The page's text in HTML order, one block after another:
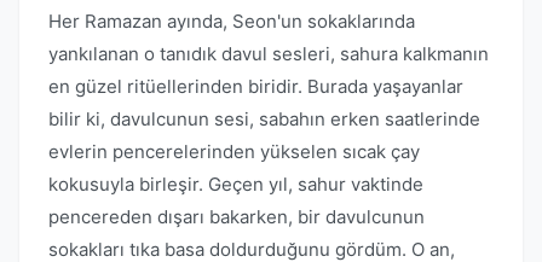
Her Ramazan ayında, Seon'un sokaklarında
yankılanan o tanıdık davul sesleri, sahura kalkmanın
en güzel ritüellerinden biridir. Burada yaşayanlar
bilir ki, davulcunun sesi, sabahın erken saatlerinde
evlerin pencerelerinden yükselen sıcak çay
kokusuyla birleşir. Geçen yıl, sahur vaktinde
pencereden dışarı bakarken, bir davulcunun
sokakları tıka basa doldurduğunu gördüm. O an,